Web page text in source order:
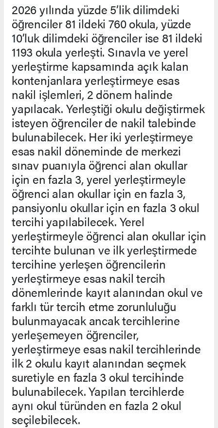
2026 yılında yüzde 5’lik dilimdeki
öğrenciler 81 ildeki 760 okula, yüzde
10’luk dilimdeki öğrenciler ise 81 ildeki
1193 okula yerleşti. Sınavla ve yerel
yerleştirme kapsamında açık kalan
kontenjanlara yerleştirmeye esas
nakil işlemleri, 2 dönem halinde
yapılacak. Yerleştiği okulu değiştirmek
isteyen öğrenciler de nakil talebinde
bulunabilecek. Her iki yerleştirmeye
esas nakil döneminde de merkezi
sınav puanıyla öğrenci alan okullar
için en fazla 3, yerel yerleştirmeyle
öğrenci alan okullar için en fazla 3,
pansiyonlu okullar için en fazla 3 okul
tercihi yapılabilecek. Yerel
yerleştirmeyle öğrenci alan okullar için
tercihte bulunan ve ilk yerleştirmede
tercihine yerleşen öğrencilerin
yerleştirmeye esas nakil tercih
dönemlerinde kayıt alanından okul ve
farklı tür tercih etme zorunluluğu
bulunmayacak ancak tercihlerine
yerleşemeyen öğrenciler,
yerleştirmeye esas nakil tercihlerinde
ilk 2 okulu kayıt alanından seçmek
suretiyle en fazla 3 okul tercihinde
bulunabilecek. Yapılan tercihlerde
aynı okul türünden en fazla 2 okul
seçilebilecek.